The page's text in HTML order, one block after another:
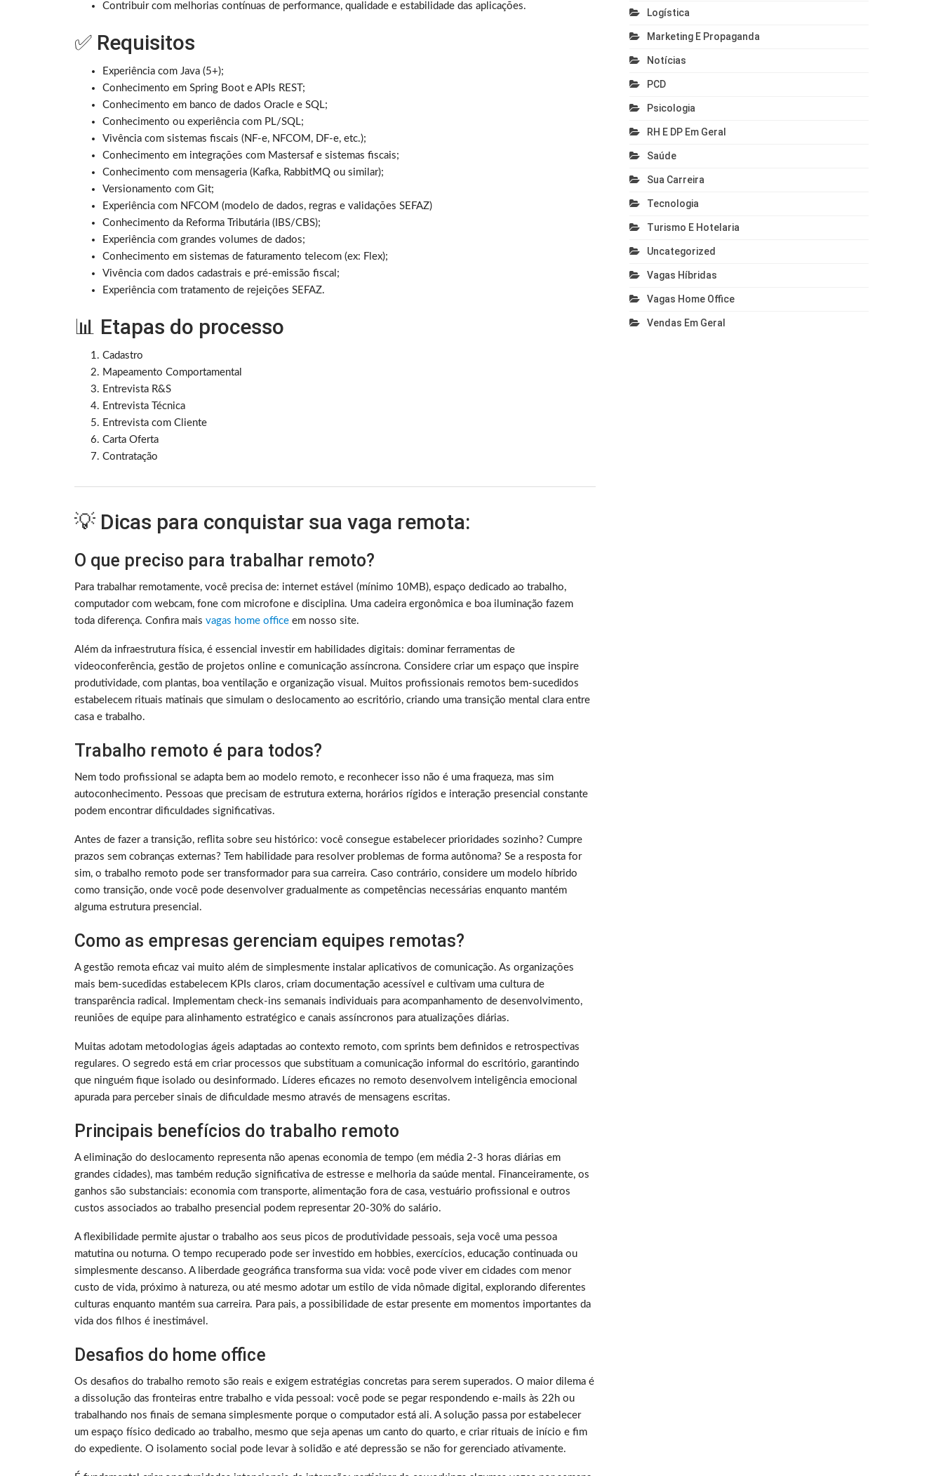
Contribuir com melhorias contínuas de performance, qualidade e estabilidade das aplicações.
✅ Requisitos
Experiência com Java (5+);
Conhecimento em Spring Boot e APIs REST;
Conhecimento em banco de dados Oracle e SQL;
Conhecimento ou experiência com PL/SQL;
Vivência com sistemas fiscais (NF-e, NFCOM, DF-e, etc.);
Conhecimento em integrações com Mastersaf e sistemas fiscais;
Conhecimento com mensageria (Kafka, RabbitMQ ou similar);
Versionamento com Git;
Experiência com NFCOM (modelo de dados, regras e validações SEFAZ)
Conhecimento da Reforma Tributária (IBS/CBS);
Experiência com grandes volumes de dados;
Conhecimento em sistemas de faturamento telecom (ex: Flex);
Vivência com dados cadastrais e pré-emissão fiscal;
Experiência com tratamento de rejeições SEFAZ.
📊 Etapas do processo
Cadastro
Mapeamento Comportamental
Entrevista R&S
Entrevista Técnica
Entrevista com Cliente
Carta Oferta
Contratação
💡 Dicas para conquistar sua vaga remota:
O que preciso para trabalhar remoto?
Para trabalhar remotamente, você precisa de: internet estável (mínimo 10MB), espaço dedicado ao trabalho,
computador com webcam, fone com microfone e disciplina. Uma cadeira ergonômica e boa iluminação fazem
toda diferença. Confira mais vagas home office em nosso site.
Além da infraestrutura física, é essencial investir em habilidades digitais: dominar ferramentas de
videoconferência, gestão de projetos online e comunicação assíncrona. Considere criar um espaço que inspire
produtividade, com plantas, boa ventilação e organização visual. Muitos profissionais remotos bem-sucedidos
estabelecem rituais matinais que simulam o deslocamento ao escritório, criando uma transição mental clara entre
casa e trabalho.
Trabalho remoto é para todos?
Nem todo profissional se adapta bem ao modelo remoto, e reconhecer isso não é uma fraqueza, mas sim
autoconhecimento. Pessoas que precisam de estrutura externa, horários rígidos e interação presencial constante
podem encontrar dificuldades significativas.
Antes de fazer a transição, reflita sobre seu histórico: você consegue estabelecer prioridades sozinho? Cumpre
prazos sem cobranças externas? Tem habilidade para resolver problemas de forma autônoma? Se a resposta for
sim, o trabalho remoto pode ser transformador para sua carreira. Caso contrário, considere um modelo híbrido
como transição, onde você pode desenvolver gradualmente as competências necessárias enquanto mantém
alguma estrutura presencial.
Como as empresas gerenciam equipes remotas?
A gestão remota eficaz vai muito além de simplesmente instalar aplicativos de comunicação. As organizações
mais bem-sucedidas estabelecem KPIs claros, criam documentação acessível e cultivam uma cultura de
transparência radical. Implementam check-ins semanais individuais para acompanhamento de desenvolvimento,
reuniões de equipe para alinhamento estratégico e canais assíncronos para atualizações diárias.
Muitas adotam metodologias ágeis adaptadas ao contexto remoto, com sprints bem definidos e retrospectivas
regulares. O segredo está em criar processos que substituam a comunicação informal do escritório, garantindo
que ninguém fique isolado ou desinformado. Líderes eficazes no remoto desenvolvem inteligência emocional
apurada para perceber sinais de dificuldade mesmo através de mensagens escritas.
Principais benefícios do trabalho remoto
A eliminação do deslocamento representa não apenas economia de tempo (em média 2-3 horas diárias em
grandes cidades), mas também redução significativa de estresse e melhoria da saúde mental. Financeiramente, os
ganhos são substanciais: economia com transporte, alimentação fora de casa, vestuário profissional e outros
custos associados ao trabalho presencial podem representar 20-30% do salário.
A flexibilidade permite ajustar o trabalho aos seus picos de produtividade pessoais, seja você uma pessoa
matutina ou noturna. O tempo recuperado pode ser investido em hobbies, exercícios, educação continuada ou
simplesmente descanso. A liberdade geográfica transforma sua vida: você pode viver em cidades com menor
custo de vida, próximo à natureza, ou até mesmo adotar um estilo de vida nômade digital, explorando diferentes
culturas enquanto mantém sua carreira. Para pais, a possibilidade de estar presente em momentos importantes da
vida dos filhos é inestimável.
Desafios do home office
Os desafios do trabalho remoto são reais e exigem estratégias concretas para serem superados. O maior dilema é
a dissolução das fronteiras entre trabalho e vida pessoal: você pode se pegar respondendo e-mails às 22h ou
trabalhando nos finais de semana simplesmente porque o computador está ali. A solução passa por estabelecer
um espaço físico dedicado ao trabalho, mesmo que seja apenas um canto do quarto, e criar rituais de início e fim
do expediente. O isolamento social pode levar à solidão e até depressão se não for gerenciado ativamente.
Logística
Marketing E Propaganda
Notícias
PCD
Psicologia
RH E DP Em Geral
Saúde
Sua Carreira
Tecnologia
Turismo E Hotelaria
Uncategorized
Vagas Híbridas
Vagas Home Office
Vendas Em Geral